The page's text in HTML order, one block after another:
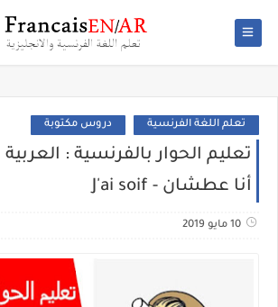
تعلم اللغة الفرنسية دروس مكتوبة
تعليم الحوار بالفرنسية :
أنا عطشان - J'ai soif
10 مايو 2019